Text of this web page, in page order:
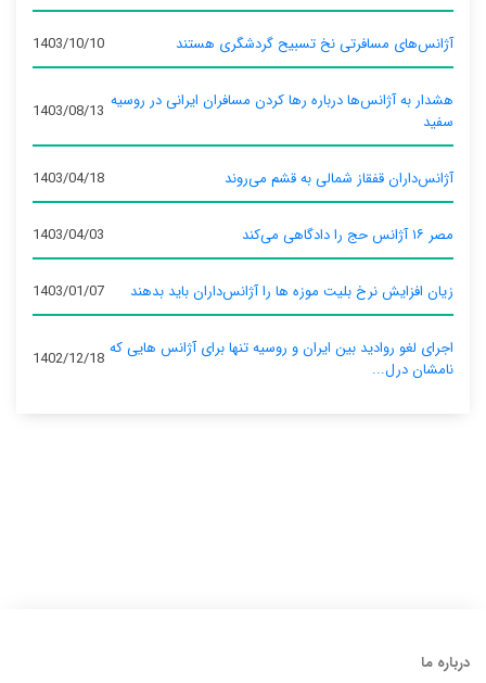
آژانس‌های مسافرتی نخ تسبیح گردشگری هستند 1403/10/10
هشدار به آژانس‌ها درباره رها کردن مسافران ایرانی در روسیه
سفید
1403/08/13
آژانس‌داران قفقاز شمالی به قشم می‌روند 1403/04/18
مصر ۱۶ آژانس حج را دادگاهی می‌کند 1403/04/03
زیان افزایش نرخ بلیت موزه ها را آژانس‌داران باید بدهند 1403/01/07
اجرای لغو روادید بین ایران و روسیه تنها برای آژانس‌ هایی که
نامشان درل...
1402/12/18
درباره ما